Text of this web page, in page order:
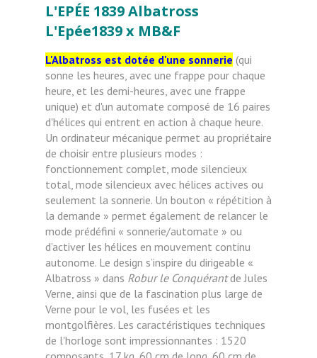
L'EPÉE 1839 Albatross
L'Epée1839 x MB&F
L'Albatross est dotée d'une sonnerie (qui
sonne les heures, avec une frappe pour chaque
heure, et les demi-heures, avec une frappe
unique) et d'un automate composé de 16 paires
d'hélices qui entrent en action à chaque heure.
Un ordinateur mécanique permet au propriétaire
de choisir entre plusieurs modes :
fonctionnement complet, mode silencieux
total, mode silencieux avec hélices actives ou
seulement la sonnerie. Un bouton « répétition à
la demande » permet également de relancer le
mode prédéfini « sonnerie/automate » ou
d’activer les hélices en mouvement continu
autonome. Le design s’inspire du dirigeable «
Albatross » dans Robur le Conquérantde Jules
Verne, ainsi que de la fascination plus large de
Verne pour le vol, les fusées et les
montgolfières. Les caractéristiques techniques
de l'horloge sont impressionnantes : 1520